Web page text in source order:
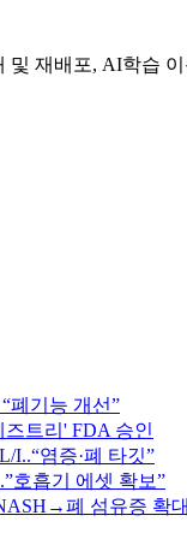
및 재배포, AI학습
폐기능 개선”
트리' FDA 승인
I..“염증·폐 타깃”
호흡기 에셋 확보”
폐 섬유증 확